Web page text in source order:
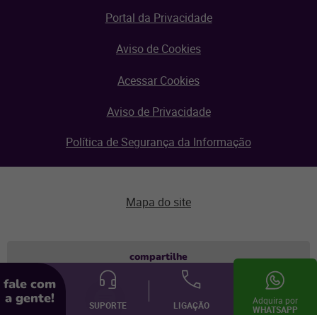
compartilhe
fale com
a gente!
SUPORTE LIGAÇÃO
Adquira por
WHATSAPP
Portal da Privacidade
Aviso de Cookies
Acessar Cookies
Aviso de Privacidade
Política de Segurança da Informação
© Linx 2026.
Todos os direitos reservados.
Mapa do site